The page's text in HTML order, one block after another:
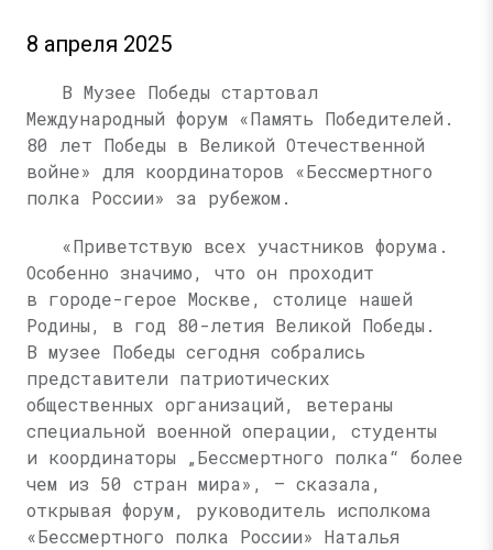
8 апреля 2025
В Музее Победы стартовал
Международный форум «Память Победителей.
80 лет Победы в Великой Отечественной
войне» для координаторов «Бессмертного
полка России» за рубежом.
«Приветствую всех участников форума.
Особенно значимо, что он проходит
в городе-герое Москве, столице нашей
Родины, в год 80-летия Великой Победы.
В музее Победы сегодня собрались
представители патриотических
общественных организаций, ветераны
специальной военной операции, студенты
и координаторы „Бессмертного полка“ более
чем из 50 стран мира», — сказала,
открывая форум, руководитель исполкома
«Бессмертного полка России» Наталья